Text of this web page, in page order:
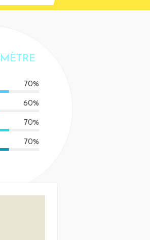
MÈTRE
70%
60%
70%
70%